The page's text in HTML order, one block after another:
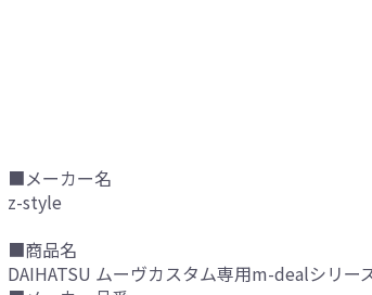
■メーカー名
z-style
■商品名
DAIHATSU ムーヴカスタム専用m-dealシリー